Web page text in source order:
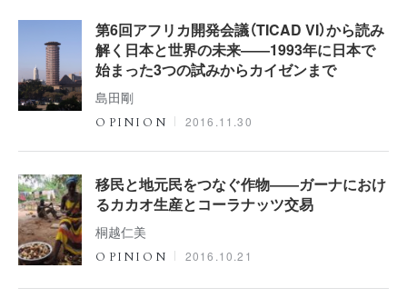
第6回アフリカ開発会議（TICAD VI）から読み
解く日本と世界の未来――1993年に日本で
始まった3つの試みからカイゼンまで
島田剛
OPINION 2016.11.30
移民と地元民をつなぐ作物――ガーナにおけ
るカカオ生産とコーラナッツ交易
桐越仁美
OPINION 2016.10.21